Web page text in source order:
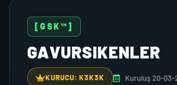
[GSK™]
GAVURSIKENLER
KURUCU: K3K3K Kuruluş 20-03-